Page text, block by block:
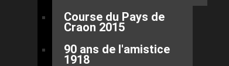
Course du Pays de
Craon 2015
90 ans de l'amistice
1918